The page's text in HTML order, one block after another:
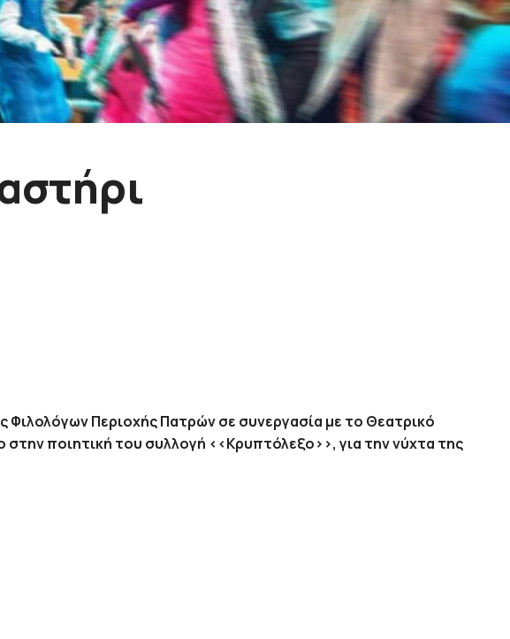
Περιοχής Πατρών σε συνεργασία με το Θεατρικό
ποιητική του συλλογή <<Κρυπτόλεξο>>, για την νύχτα της